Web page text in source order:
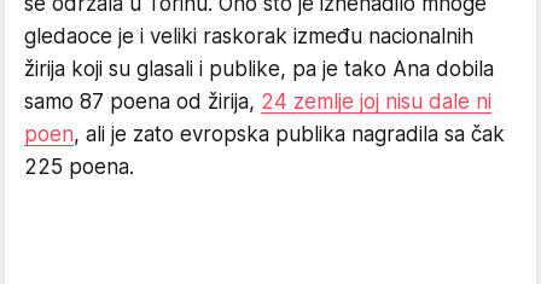
gledaoce je i veliki raskorak između nacionalnih
žirija koji su glasali i publike, pa je tako Ana dobila
samo 87 poena od žirija, 24 zemlje joj nisu dale ni
poen, ali je zato evropska publika nagradila sa čak
225 poena.